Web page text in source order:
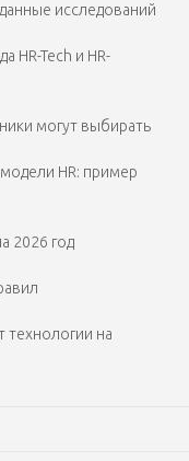
исследований
HR-Tech и HR-
могут выбирать
HR: пример
2026 год
технологии на